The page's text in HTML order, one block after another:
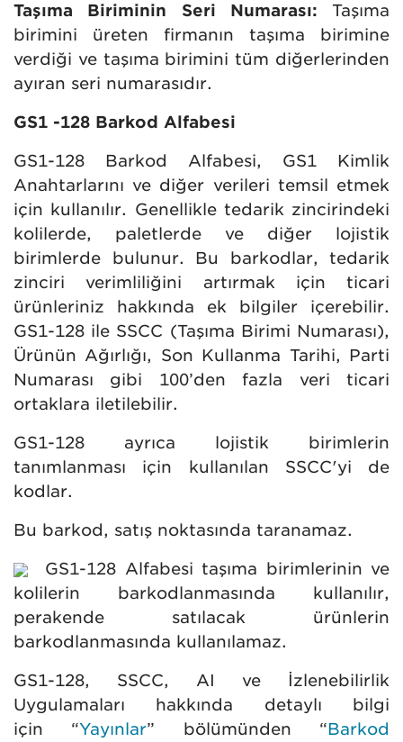
Taşıma Biriminin Seri Numarası: Taşıma
birimini üreten firmanın taşıma birimine
verdiği ve taşıma birimini tüm diğerlerinden
ayıran seri numarasıdır.
GS1 -128 Barkod Alfabesi
GS1-128 Barkod Alfabesi, GS1 Kimlik
Anahtarlarını ve diğer verileri temsil etmek
için kullanılır. Genellikle tedarik zincirindeki
kolilerde, paletlerde ve diğer lojistik
birimlerde bulunur. Bu barkodlar, tedarik
zinciri verimliliğini artırmak için ticari
ürünleriniz hakkında ek bilgiler içerebilir.
GS1-128 ile SSCC (Taşıma Birimi Numarası),
Ürünün Ağırlığı, Son Kullanma Tarihi, Parti
Numarası gibi 100’den fazla veri ticari
ortaklara iletilebilir.
GS1-128 ayrıca lojistik birimlerin
tanımlanması için kullanılan SSCC'yi de
kodlar.
Bu barkod, satış noktasında taranamaz.
GS1-128 Alfabesi taşıma birimlerinin ve
kolilerin barkodlanmasında kullanılır,
perakende satılacak ürünlerin
barkodlanmasında kullanılamaz.
GS1-128, SSCC, AI ve İzlenebilirlik
Uygulamaları hakkında detaylı bilgi
için
“Yayınlar” bölümünden “Barkod